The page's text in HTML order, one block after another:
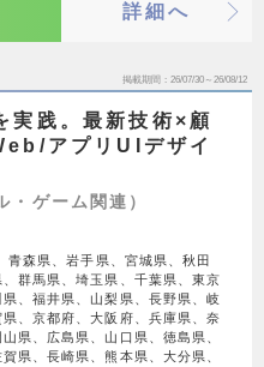
詳細へ
掲載期間 26/07/30～26/08/12
実践。最新技術×顧
アプリUIデザイ
ゲーム関連）
青森県、岩手県、宮城県、秋田
群馬県、埼玉県、千葉県、東京
、福井県、山梨県、長野県、岐
、京都府、大阪府、兵庫県、奈
県、広島県、山口県、徳島県、
県、長崎県、熊本県、大分県、